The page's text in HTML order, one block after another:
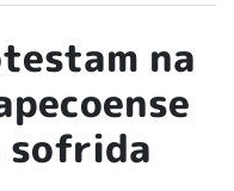
na
sofrida